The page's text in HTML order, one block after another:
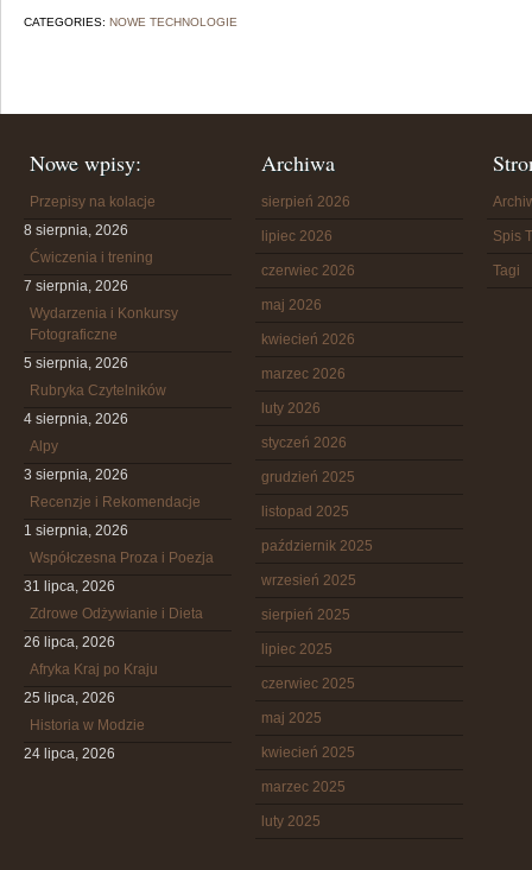
CATEGORIES: NOWE TECHNOLOGIE
Nowe wpisy:
Przepisy na kolacje
8 sierpnia, 2026
Ćwiczenia i trening
7 sierpnia, 2026
Wydarzenia i Konkursy
Fotograficzne
5 sierpnia, 2026
Rubryka Czytelników
4 sierpnia, 2026
Alpy
3 sierpnia, 2026
Recenzje i Rekomendacje
1 sierpnia, 2026
Współczesna Proza i Poezja
31 lipca, 2026
Zdrowe Odżywianie i Dieta
26 lipca, 2026
Afryka Kraj po Kraju
25 lipca, 2026
Historia w Modzie
24 lipca, 2026
Archiwa
sierpień 2026
lipiec 2026
czerwiec 2026
maj 2026
kwiecień 2026
marzec 2026
luty 2026
styczeń 2026
grudzień 2025
listopad 2025
październik 2025
wrzesień 2025
sierpień 2025
lipiec 2025
czerwiec 2025
maj 2025
kwiecień 2025
marzec 2025
luty 2025
Spis
Tagi